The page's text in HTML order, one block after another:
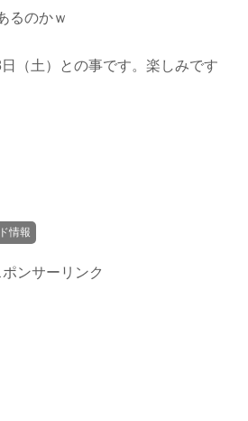
るのかｗ
（土）との事です。楽しみです
情報
ポンサーリンク